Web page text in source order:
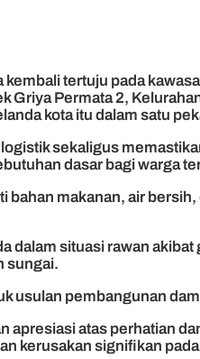
tertuju pada
Permata 2,
kota itu dalam satu
sekaligus
dasar bagi warga
makanan, air
dalam situasi rawan
sungai.
usulan pembangunan
apresiasi atas perhatian
kerusakan signifikan